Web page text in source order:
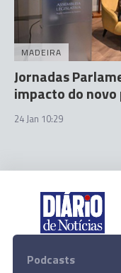
MADEIRA
Jornadas
impacto do
24 Jan 10:29
Podcasts